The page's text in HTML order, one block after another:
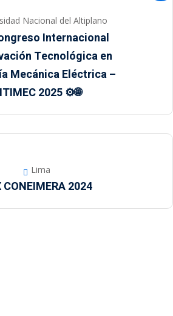
Nacional del Altiplano
Internacional
Tecnológica en
Mecánica Eléctrica –
2025 ⚙️🌐
Lima
CONEIMERA 2024